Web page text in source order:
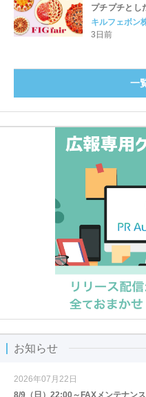
プチプチとし
をたっぷりと
登場8月20日
キルフェボン
3日前
一
お知らせ
2026年07月22日
8/9（日）22:00～FAXメンテナン